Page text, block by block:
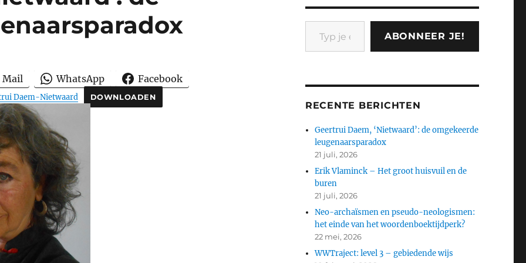
Mail WhatsApp Facebook
Daem-Nietwaard DOWNLOADEN
Typ je e-mail...
ABONNEER JE!
RECENTE BERICHTEN
Geertrui Daem, ‘Nietwaard’: de omgekeerde
leugenaarsparadox
21 juli, 2026
Erik Vlaminck – Het groot huisvuil en de
buren
21 juli, 2026
Neo-archaïsmen en pseudo-neologismen:
het einde van het woordenboektijdperk?
22 mei, 2026
WWTraject: level 3 – gebiedende wijs